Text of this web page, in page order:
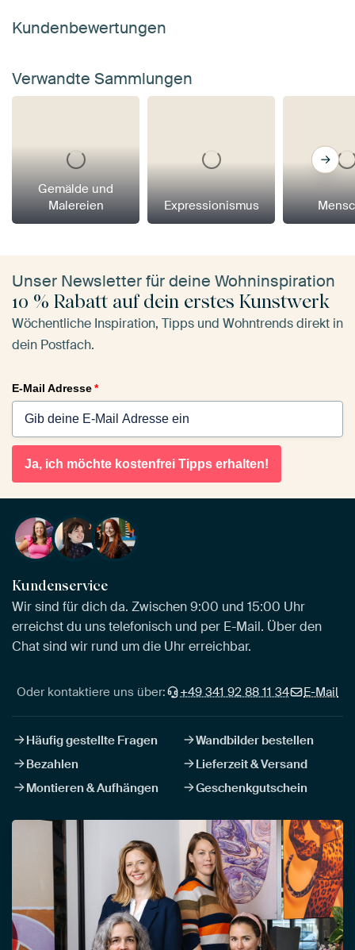
Kundenbewertungen
Verwandte Sammlungen
Gemälde und
Malereien
Expressionismus
Unser Newsletter für deine Wohninspiration
10 % Rabatt auf dein erstes Kunstwerk
Wöchentliche Inspiration, Tipps und Wohntrends direkt in
dein Postfach.
E-Mail Adresse*
Ja, ich möchte kostenfrei Tipps erhalten!
Kundenservice
Wir sind für dich da. Zwischen 9:00 und 15:00 Uhr
erreichst du uns telefonisch und per E-Mail. Über den
Chat sind wir rund um die Uhr erreichbar.
Oder kontaktiere uns über: +49 341 92 88 11 34 E-Mail
Häufig gestellte Fragen
Wandbilder bestellen
Bezahlen
Lieferzeit & Versand
Montieren & Aufhängen
Geschenkgutschein